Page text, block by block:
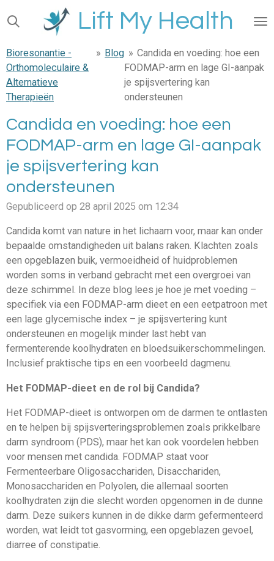
Ga
direct
de
hoofdinhoud
Lift My Health
Bioresonantie -
Orthomoleculaire &
Alternatieve
Therapieën
» Blog » Candida en voeding: hoe een
FODMAP-arm en lage GI-aanpak
je spijsvertering kan
ondersteunen
Candida en voeding: hoe een
FODMAP-arm en lage GI-aanpak
je spijsvertering kan
ondersteunen
Gepubliceerd op 28 april 2025 om 12:34
Candida komt van nature in het lichaam voor, maar kan onder
bepaalde omstandigheden uit balans raken. Klachten zoals
een opgeblazen buik, vermoeidheid of huidproblemen
worden soms in verband gebracht met een overgroei van
deze schimmel. In deze blog lees je hoe je met voeding –
specifiek via een FODMAP-arm dieet en een eetpatroon met
een lage glycemische index – je spijsvertering kunt
ondersteunen en mogelijk minder last hebt van
fermenterende koolhydraten en bloedsuikerschommelingen.
Inclusief praktische tips en een voorbeeld dagmenu.
Het FODMAP-dieet en de rol bij Candida?
Het FODMAP-dieet is ontworpen om de darmen te ontlasten
en te helpen bij spijsverteringsproblemen zoals prikkelbare
darm syndroom (PDS), maar het kan ook voordelen hebben
voor mensen met candida. FODMAP staat voor
Fermenteerbare Oligosacchariden, Disacchariden,
Monosacchariden en Polyolen, die allemaal soorten
koolhydraten zijn die slecht worden opgenomen in de dunne
darm. Deze suikers kunnen in de dikke darm gefermenteerd
worden, wat leidt tot gasvorming, een opgeblazen gevoel,
diarree of constipatie.